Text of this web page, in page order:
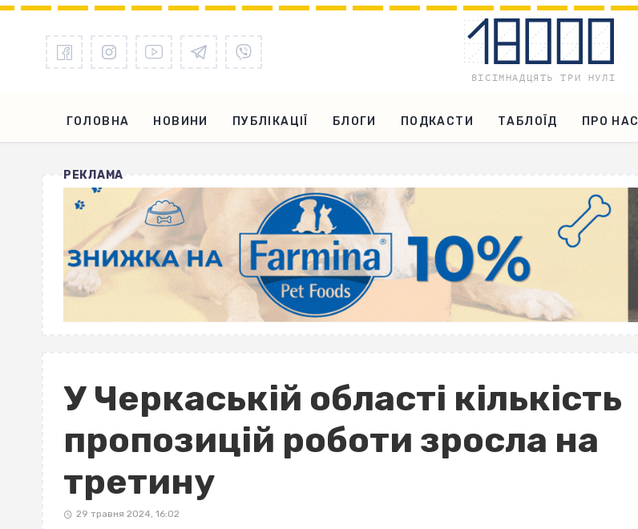
ГОЛОВНА НОВИНИ ПУБЛІКАЦІЇ БЛОГИ ПОДКАСТИ ТАБЛОЇД ПРО НАС
РЕКЛАМА
У Черкаській області кількість
пропозицій роботи зросла на
третину
29 травня 2024, 16:02